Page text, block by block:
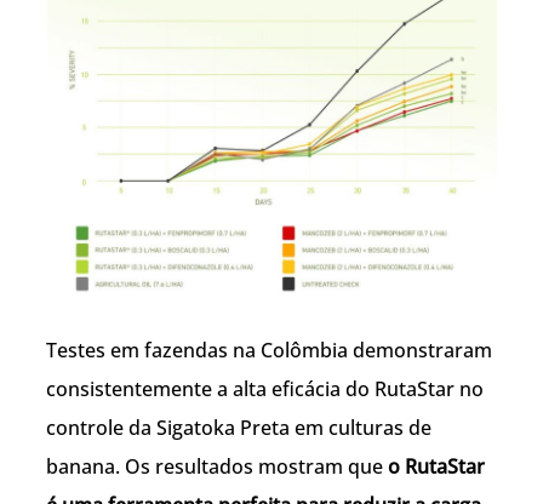
Testes em fazendas na Colômbia demonstraram
consistentemente a alta eficácia do RutaStar no
controle da Sigatoka Preta em culturas de
banana. Os resultados mostram queo RutaStar